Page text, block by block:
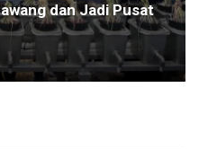
dan Jadi Pusat